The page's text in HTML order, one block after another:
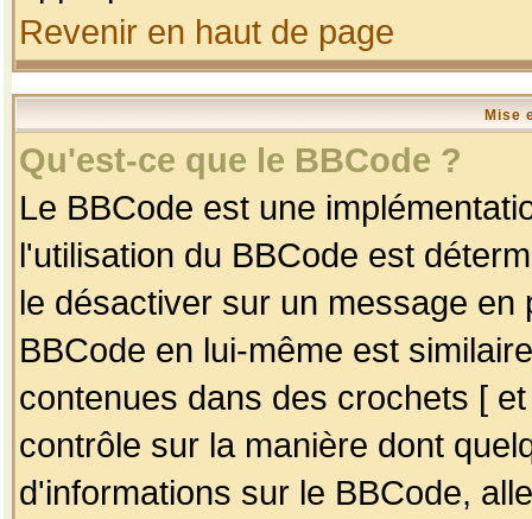
Revenir en haut de page
Mise
Qu'est-ce que le BBCode ?
Le BBCode est une
l'utilisation du BBCode est
le désactiver sur un message
BBCode en lui-même est
contenues dans des crochets [
contrôle sur la manière dont
d'informations sur le BBCode,